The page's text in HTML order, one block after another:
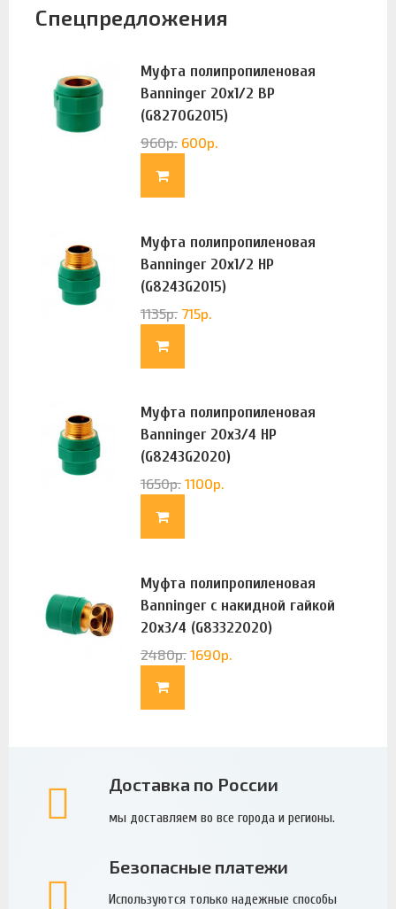
Спецпредложения
Муфта полипропиленовая
Banninger 20х1/2 ВР
(G8270G2015)
960р. 600р.
Муфта полипропиленовая
Banninger 20х1/2 НР
(G8243G2015)
1135р. 715р.
Муфта полипропиленовая
Banninger 20х3/4 НР
(G8243G2020)
1650р. 1100р.
Муфта полипропиленовая
Banninger с накидной гайкой
20х3/4 (G83322020)
2480р. 1690р.
Доставка по России
мы доставляем во все города и регионы.
Безопасные платежи
Используются только надежные способы